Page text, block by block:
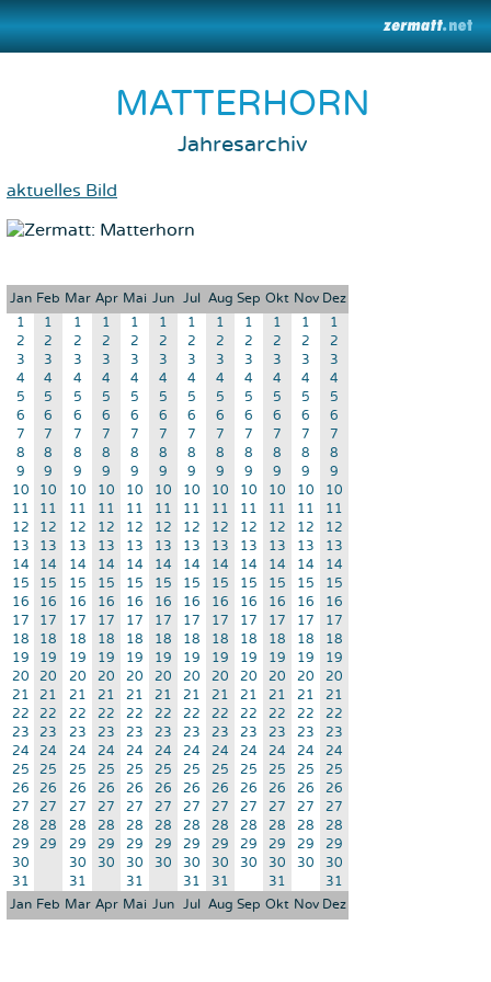
MATTERHORN
Jahresarchiv
aktuelles Bild
Jan Feb Mar Apr Mai Jun Jul Aug Sep Okt Nov Dez
Jan Feb Mar Apr Mai Jun Jul Aug Sep Okt Nov Dez
1 1 1 1 1 1 1 1 1 1 1
1
2
2 2 2 2 2 2 2 2 2 2
2
3
3 3 3 3 3 3 3 3 3 3
3
4
4 4 4 4 4 4 4 4 4 4
4
5
5 5 5 5 5 5 5 5 5 5
5
6
6 6 6 6 6 6 6 6 6 6
6
7
7 7 7 7 7 7 7 7 7 7
7
8
8 8 8 8 8 8 8 8 8 8
8
9
9 9 9 9 9 9 9 9 9 9
9
10
10 10 10 10 10 10 10 10 10 10
10
11
11 11 11 11 11 11 11 11 11 11
11
12
12 12 12 12 12 12 12 12 12 12
12
13
13 13 13 13 13 13 13 13 13 13
13
14
14 14 14 14 14 14 14 14 14 14
14
15
15 15 15 15 15 15 15 15 15 15
15
16
16 16 16 16 16 16 16 16 16 16
16
17
17 17 17 17 17 17 17 17 17 17
17
18
18 18 18 18 18 18 18 18 18 18
18
19
19 19 19 19 19 19 19 19 19 19
19
20
20 20 20 20 20 20 20 20 20 20
20
21
21 21 21 21 21 21 21 21 21 21
21
22
22 22 22 22 22 22 22 22 22 22
22
23
23 23 23 23 23 23 23 23 23 23
23
24
24 24 24 24 24 24 24 24 24 24
24
25
25 25 25 25 25 25 25 25 25 25
25
26
26 26 26 26 26 26 26 26 26 26
26
27
27 27 27 27 27 27 27 27 27 27
27
28
28 28 28 28 28 28 28 28 28 28
28
29
29 29 29 29 29 29 29 29 29 29
29
30
30 30 30 30 30 30 30 30 30
30
31
31 31 31 31 31 31